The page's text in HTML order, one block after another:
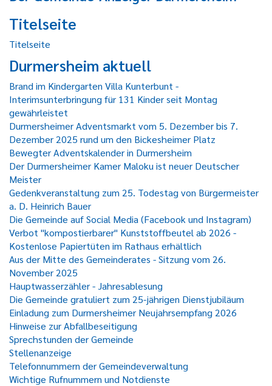
Titelseite
Titelseite
Durmersheim aktuell
Brand im Kindergarten Villa Kunterbunt -
Interimsunterbringung für 131 Kinder seit Montag
gewährleistet
Durmersheimer Adventsmarkt vom 5. Dezember bis 7.
Dezember 2025 rund um den Bickesheimer Platz
Bewegter Adventskalender in Durmersheim
Der Durmersheimer Kamer Maloku ist neuer Deutscher
Meister
Gedenkveranstaltung zum 25. Todestag von Bürgermeister
a. D. Heinrich Bauer
Die Gemeinde auf Social Media (Facebook und Instagram)
Verbot "kompostierbarer" Kunststoffbeutel ab 2026 -
Kostenlose Papiertüten im Rathaus erhältlich
Aus der Mitte des Gemeinderates - Sitzung vom 26.
November 2025
Hauptwasserzähler - Jahresablesung
Die Gemeinde gratuliert zum 25-jährigen Dienstjubiläum
Einladung zum Durmersheimer Neujahrsempfang 2026
Hinweise zur Abfallbeseitigung
Sprechstunden der Gemeinde
Stellenanzeige
Telefonnummern der Gemeindeverwaltung
Wichtige Rufnummern und Notdienste